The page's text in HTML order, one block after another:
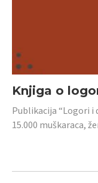
Knjiga o
Publikacija “Logori i
15.000 muškaraca,